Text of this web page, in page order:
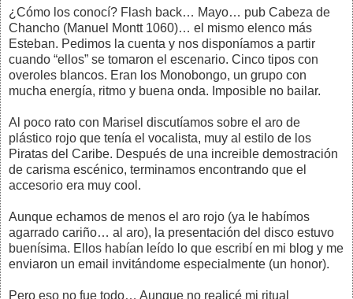
¿Cómo los conocí? Flash back… Mayo… pub Cabeza de
Chancho (Manuel Montt 1060)… el mismo elenco más
Esteban. Pedimos la cuenta y nos disponíamos a partir
cuando “ellos” se tomaron el escenario. Cinco tipos con
overoles blancos. Eran los Monobongo, un grupo con
mucha energía, ritmo y buena onda. Imposible no bailar.
Al poco rato con Marisel discutíamos sobre el aro de
plástico rojo que tenía el vocalista, muy al estilo de los
Piratas del Caribe. Después de una increible demostración
de carisma escénico, terminamos encontrando que el
accesorio era muy cool.
Aunque echamos de menos el aro rojo (ya le habímos
agarrado cariño… al aro), la presentación del disco estuvo
buenísima. Ellos habían leído lo que escribí en mi blog y me
enviaron un email invitándome especialmente (un honor).
Pero eso no fue todo… Aunque no realicé mi ritual